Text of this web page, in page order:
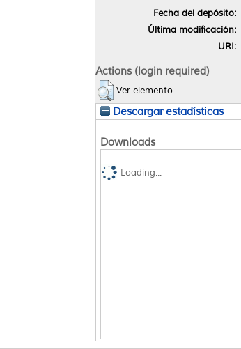
Fecha del depósito:
Última modificación:
URI:
Actions (login required)
Ver elemento
Descargar estadísticas
Downloads
Loading...